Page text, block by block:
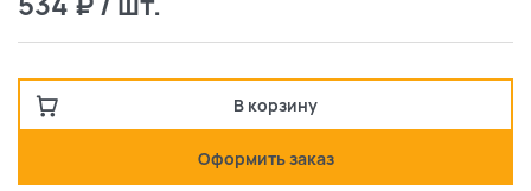
В корзину
Оформить заказ